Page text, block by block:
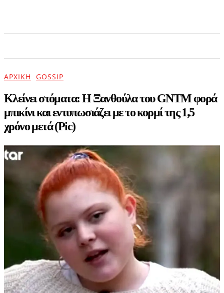
ΑΡΧΙΚΉ GOSSIP
Κλείνει στόματα: H Ξανθούλα του GNTM φορά
μπικίνι και εντυπωσιάζει με το κορμί της 1,5
χρόνο μετά (Pic)